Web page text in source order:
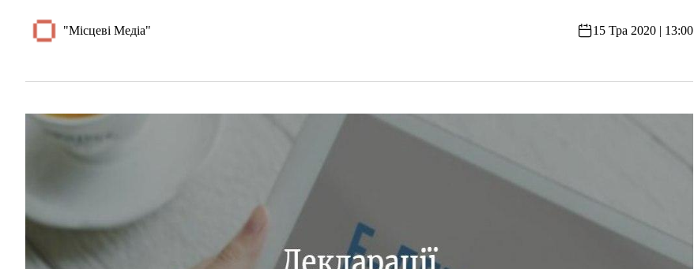
"Місцеві Медіа" 15 Тра 2020 | 13:00